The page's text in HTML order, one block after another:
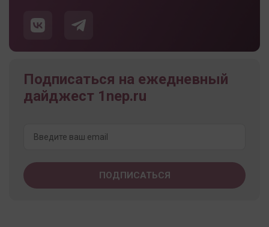
Подписаться на ежедневный
дайджест 1nep.ru